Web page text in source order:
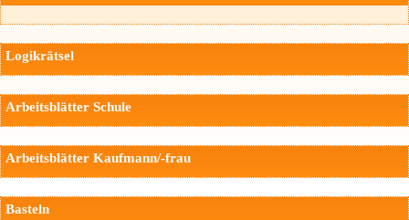
Logikrätsel
Arbeitsblätter Schule
Arbeitsblätter Kaufmann/-frau
Basteln